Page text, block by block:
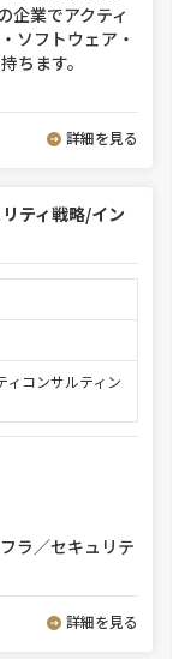
企業でアクティ
ソフトウェア・
ちます。
詳細を見る
ティ戦略/イン
ィコンサルティン
ラ／セキュリテ
詳細を見る